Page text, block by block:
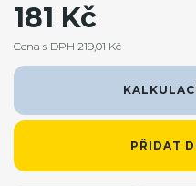
PŘIDAT
181 Kč
Cena s DPH 219,01 Kč